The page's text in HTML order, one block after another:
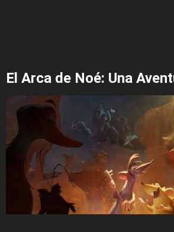
El Arca de Noé: Una